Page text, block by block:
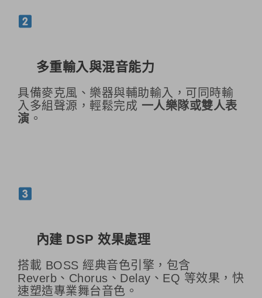
多重輸入與混音能力
具備麥克風、樂器與輔助輸入，可同時輸
入多組聲源，輕鬆完成 一人樂隊或雙人表
演 。
內建 DSP 效果處理
搭載 BOSS 經典音色引擎，包含
Reverb、Chorus、Delay、EQ 等效果，快
速塑造專業舞台音色。